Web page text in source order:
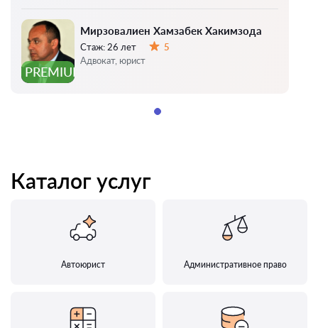
PREMIUM
Мирзовалиен Хамзабек Хакимзода
Стаж: 26 лет
5
Адвокат, юрист
Каталог услуг
Автоюрист Административное право